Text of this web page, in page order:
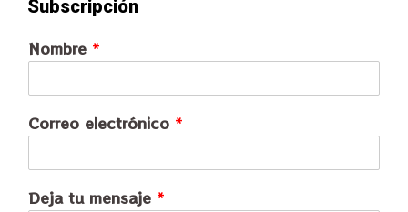
Subscripción
Nombre *
Correo electrónico *
Deja tu mensaje *